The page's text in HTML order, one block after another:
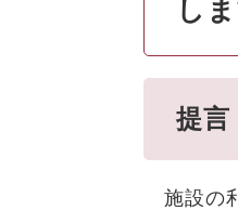
し
提言
施設の